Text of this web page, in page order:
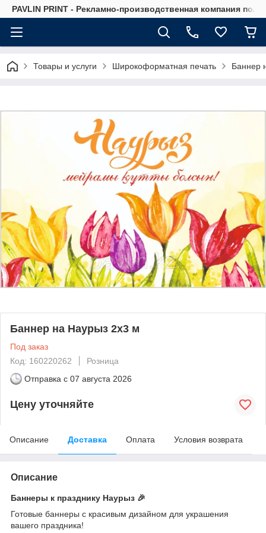
PAVLIN PRINT - Рекламно-производственная компания
Товары и услуги Широкоформатная печать Баннер
Баннер на Наурыз 2х3 м
Под заказ
Код: 160220262
Розница
Отправка с 07 августа 2026
Цену уточняйте
Описание Доставка Оплата Условия возврата
Описание
Баннеры к празднику Наурыз 🎉
Готовые баннеры с красивым дизайном для украшения
вашего праздника!